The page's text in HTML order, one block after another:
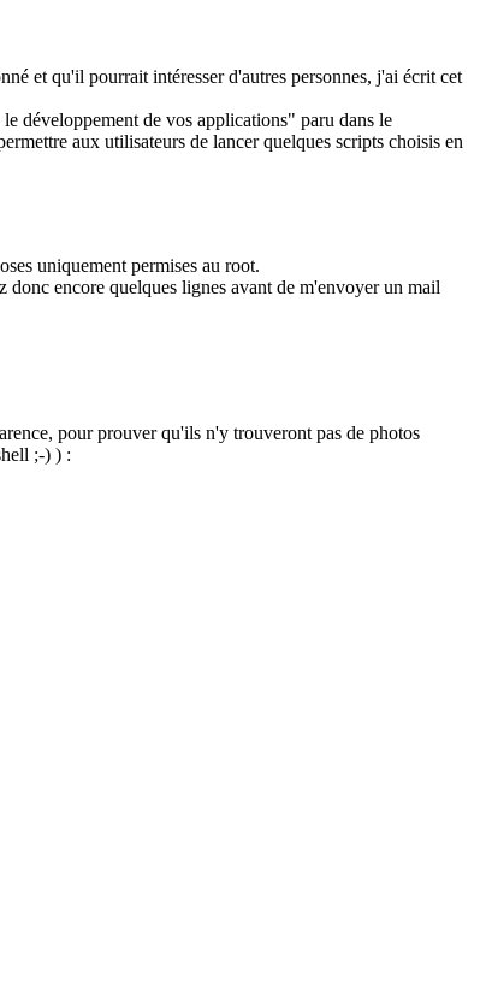
et qu'il pourrait intéresser d'autres personnes, j'ai écrit cet
développement de vos applications" paru dans le
aux utilisateurs de lancer quelques scripts choisis en
uniquement permises au root.
donc encore quelques lignes avant de m'envoyer un mail
pour prouver qu'ils n'y trouveront pas de photos
;-) ) :